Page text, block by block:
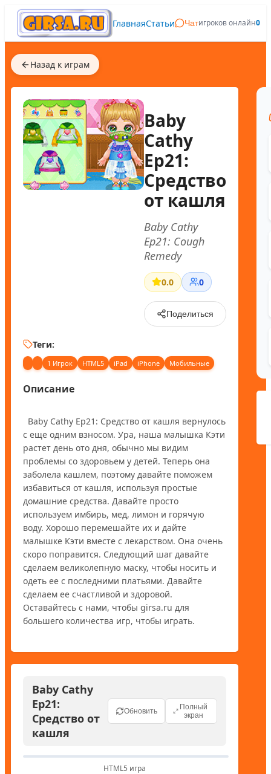
ГлавнаяСтатьи Чатигроков онлайн0
Назад к играм
Baby
Cathy
Ep21:
Средство
от кашля
Baby Cathy
Ep21: Cough
Remedy
0.0 0
Поделиться
Теги:
1 Игрок HTML5 iPad iPhone Мобильные
Описание
с еще одним взносом. Ура, наша малышка Кэти
растет день ото дня, обычно мы видим
проблемы со здоровьем у детей. Теперь она
заболела кашлем, поэтому давайте поможем
избавиться от кашля, используя простые
домашние средства. Давайте просто
используем имбирь, мед, лимон и горячую
воду. Хорошо перемешайте их и дайте
малышке Кэти вместе с лекарством. Она очень
скоро поправится. Следующий шаг давайте
сделаем великолепную маску, чтобы носить и
одеть ее с последними платьями. Давайте
сделаем ее счастливой и здоровой.
Оставайтесь с нами, чтобы girsa.ru для
Baby Cathy
Ep21:
Средство от
кашля
Обновить
Полный
экран
HTML5 игра